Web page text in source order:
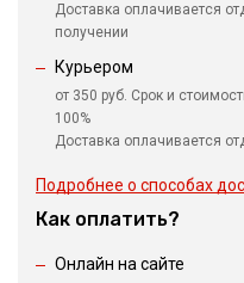
Доставка оплачивается
получении
Курьером
от 350 руб. Срок и
100%
Доставка оплачивается
Подробнее о способах
Как оплатить?
Онлайн на сайте